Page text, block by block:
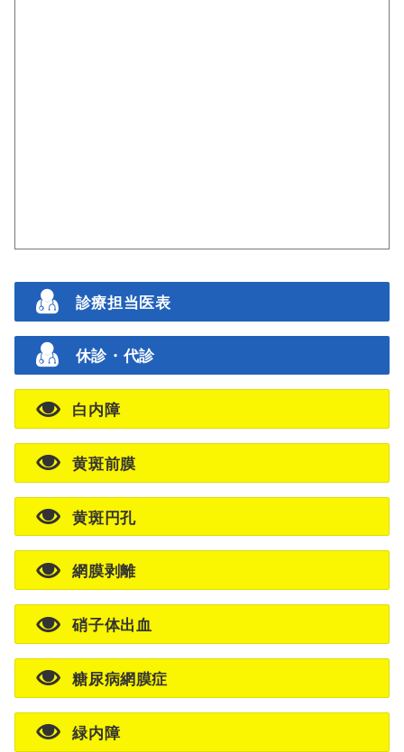
診療担当医表
休診・代診
白内障
黄斑前膜
黄斑円孔
網膜剥離
硝子体出血
糖尿病網膜症
緑内障